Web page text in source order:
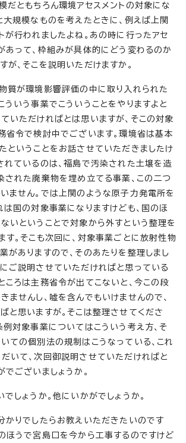
だともちろん環境アセスメントの対象にな
大規模なものを考えたときに、例えば上関
が行われましたよね。あの時に行ったアセ
あって、枠組みが具体的にどう変わるのか
が、そこを説明いただけますか。
質が環境影響評価の中に取り入れられた
ういう事業でこういうことをやりますよと
いただければとは思いますが、そこの対象
省令で検討中でございます。環境省は基本
ということをお話させていただきましたけ
れているのは、福島で汚染された土壌を造
された廃棄物を埋め立てる事業、この二つ
ません。では上関のような原子力発電所を
は国の対象事業になりますけども、国のほ
いということで対象から外すという整理を
す。そこも次回に、対象事業ごとに放射性物
がありますので、そのあたりを整理しまし
ご説明させていただければと思っている
ころは主務省令が出てこないと、今この段
ませんし、嘘を含んでもいけませんので、
と思いますが。そこは整理させてくださ
例対象事業についてはこういう考え方、そ
ての個別法の規制はこうなっている、これ
いて、次回御説明させていただければと
でございましょうか。
でしょうか。他にいかがでしょうか。
かりでしたらお教えいただきたいのです
ほうで宮島口を今から工事するのですけど